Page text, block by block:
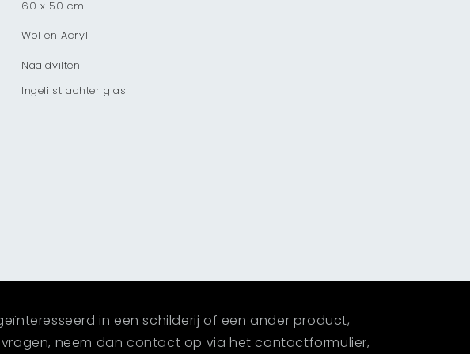
60 x 50 cm
Wol en Acryl
Naaldvilten
Ingelijst achter glas
in een schilderij of een ander product,
neem dan contact op via het contactformulier,